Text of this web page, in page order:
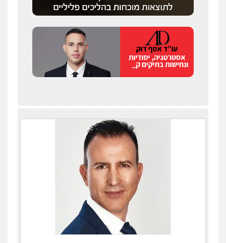
0505216700
אייל בן שושן, עורך דין פלילי
פלילי מעצרים וחקירות פשיעה חמורה
נוער רישום פלילי
0522763105
עו"ד שלומי שרון
צבאי מעצרים וחקירות